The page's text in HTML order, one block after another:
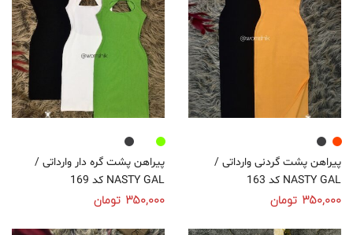
پیراهن پشت گردنی وارداتی /
NASTY GAL کد 163
350,000 تومان
پیراهن پشت گره دار وارداتی /
NASTY GAL کد 169
350,000 تومان